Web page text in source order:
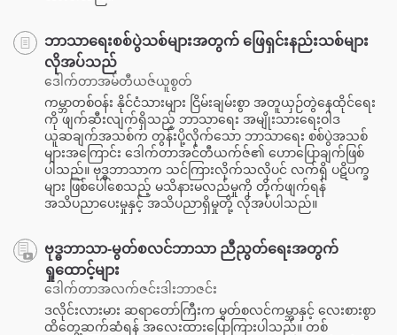
ဘာသာရေးစစ်ပွဲသစ်များအတွက် ဖြေရှင်းနည်းသစ်များ
လိုအပ်သည်
ဒေါက်တာအမ်တီယဇ်ယူစွတ်
ကမ္ဘာတစ်ဝန်း နိုင်ငံသားများ ငြိမ်းချမ်းစွာ အတူယှဉ်တွဲနေထိုင်ရေး
ကို ဖျက်ဆီးလျက်ရှိသည့် ဘာသာရေး အမျိုးသားရေးဝါဒ
ယူဆချက်အသစ်က တွန်းပို့လိုက်သော ဘာသာရေး စစ်ပွဲအသစ်
များအကြောင်း ဒေါက်တာအင်တီယက်ဇ်၏ ဟောပြောချက်ဖြစ်
ပါသည်။ ဗုဒ္ဓဘာသာက သင်ကြားလိုက်သလိုပင် လက်ရှိ ပဋိပက္ခ
များ ဖြစ်ပေါ်စေသည့် မသိနားမလည်မှုကို တိုက်ဖျက်ရန်
အသိပညာပေးမှုနှင့် အသိပညာရှိမှုတို့ လိုအပ်ပါသည်။
ဗုဒ္ဓဘာသာ-မွတ်စလင်ဘာသာ ညီညွတ်ရေးအတွက်
ရှုထောင့်များ
ဒေါက်တာအလက်ဇင်းဒါးဘာဇင်း
ဒလိုင်းလားမား ဆရာတော်ကြီးက မွတ်စလင်ကမ္ဘာနှင့် လေးစားစွာ
ထိတွေ့ဆက်ဆံရန် အလေးထားပြောကြားပါသည်။ တစ်